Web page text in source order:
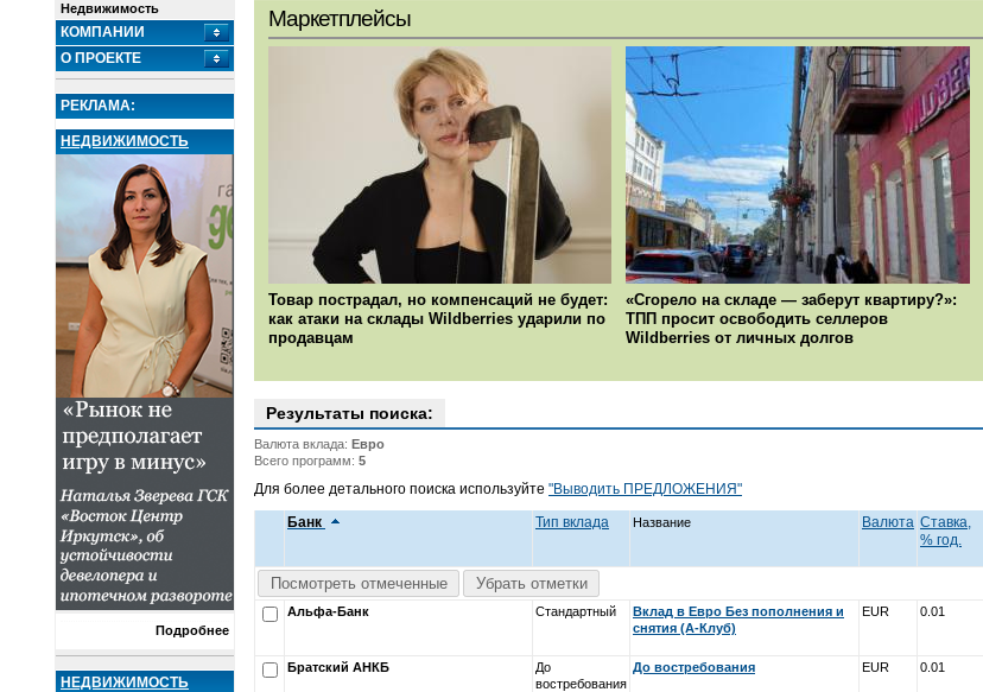
Недвижимость
КОМПАНИИ
О ПРОЕКТЕ
РЕКЛАМА:
НЕДВИЖИМОСТЬ
Подробнее
НЕДВИЖИМОСТЬ
Маркетплейсы
Товар пострадал, но компенсаций не будет:
как атаки на склады Wildberries ударили по
продавцам
«Сгорело на складе — заберут квартиру?»:
ТПП просит освободить селлеров
Wildberries от личных долгов
Результаты поиска:
Валюта вклада: Евро
Всего программ: 5
Для более детального поиска используйте "Выводить ПРЕДЛОЖЕНИЯ"
Банк
Тип вклада Название Валюта Ставка,
% год.
Посмотреть отмеченные Убрать отметки
Альфа-Банк Стандартный
Вклад в Евро Без пополнения и
снятия (А-Клуб)
EUR 0.01
Братский АНКБ
До
востребования
До востребования EUR 0.01